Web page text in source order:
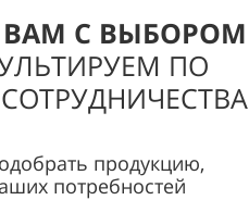
С ВЫБОРОМ
ПО
продукцию,
потребностей